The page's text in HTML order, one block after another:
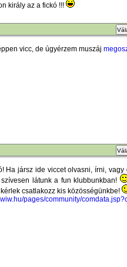
király az a fickó !!!
vicc, de úgyérzem muszáj
Ha jársz ide viccet olvasni, írni,
látunk a fun klubbunkban!
csatlakozz kis közösségünkbe!
pages/community/